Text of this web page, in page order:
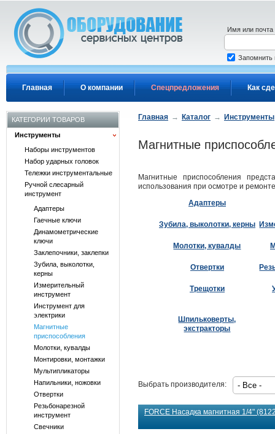
Главная О компании Спецпредложения Как
Имя или почта
Запомнить
КАТЕГОРИИ ТОВАРОВ
Инструменты
Наборы инструментов
Набор ударных головок
Тележки инструментальные
Ручной слесарный
инструмент
Адаптеры
Гаечные ключи
Динамометрические
ключи
Заклепочники, заклепки
Зубила, выколотки,
керны
Измерительный
инструмент
Инструмент для
электрики
Магнитные
приспособления
Молотки, кувалды
Монтировки, монтажки
Мультипликаторы
Напильники, ножовки
Отвертки
Резьбонарезной
инструмент
Свечники
Главная → Каталог → Инструменты
Магнитные
Магнитные приспособления
использования при осмотре и
Адаптеры
Зубила, выколотки, керны
Молотки, кувалды
Отвертки
Трещотки
Шпильковерты,
экстракторы
Выбрать производителя:
FORCE Насадка магнитная 1/4"